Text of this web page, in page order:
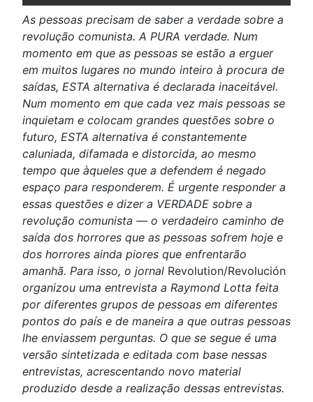
As pessoas precisam de saber a verdade sobre a
revolução comunista. A PURA verdade. Num
momento em que as pessoas se estão a erguer
em muitos lugares no mundo inteiro à procura de
saídas, ESTA alternativa é declarada inaceitável.
Num momento em que cada vez mais pessoas se
inquietam e colocam grandes questões sobre o
futuro, ESTA alternativa é constantemente
caluniada, difamada e distorcida, ao mesmo
tempo que àqueles que a defendem é negado
espaço para responderem. É urgente responder a
essas questões e dizer a VERDADE sobre a
revolução comunista — o verdadeiro caminho de
saída dos horrores que as pessoas sofrem hoje e
dos horrores ainda piores que enfrentarão
amanhã. Para isso, o jornal Revolution/Revolución
organizou uma entrevista a Raymond Lotta feita
por diferentes grupos de pessoas em diferentes
pontos do país e de maneira a que outras pessoas
lhe enviassem perguntas. O que se segue é uma
versão sintetizada e editada com base nessas
entrevistas, acrescentando novo material
produzido desde a realização dessas entrevistas.